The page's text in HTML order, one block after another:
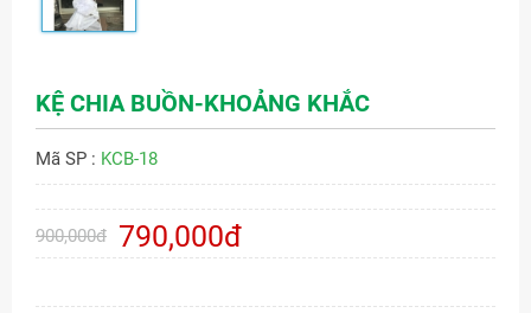
KỆ CHIA BUỒN-KHOẢNG KHẮC
Mã SP : KCB-18
900,000đ 790,000đ